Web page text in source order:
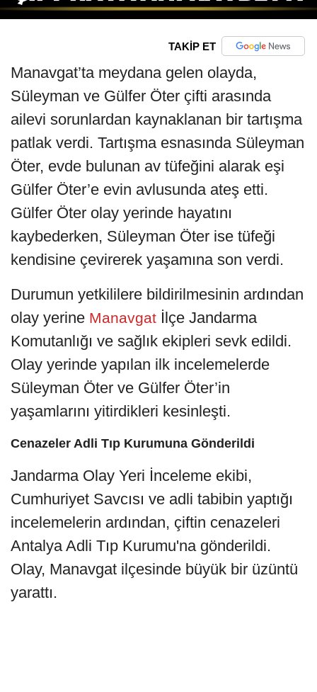
TAKİP ET
Manavgat’ta meydana gelen olayda,
Süleyman ve Gülfer Öter çifti arasında
ailevi sorunlardan kaynaklanan bir tartışma
patlak verdi. Tartışma esnasında Süleyman
Öter, evde bulunan av tüfeğini alarak eşi
Gülfer Öter’e evin avlusunda ateş etti.
Gülfer Öter olay yerinde hayatını
kaybederken, Süleyman Öter ise tüfeği
kendisine çevirerek yaşamına son verdi.
Durumun yetkililere bildirilmesinin ardından
olay yerine Manavgat İlçe Jandarma
Komutanlığı ve sağlık ekipleri sevk edildi.
Olay yerinde yapılan ilk incelemelerde
Süleyman Öter ve Gülfer Öter’in
yaşamlarını yitirdikleri kesinleşti.
Cenazeler Adli Tıp Kurumuna Gönderildi
Jandarma Olay Yeri İnceleme ekibi,
Cumhuriyet Savcısı ve adli tabibin yaptığı
incelemelerin ardından, çiftin cenazeleri
Antalya Adli Tıp Kurumu'na gönderildi.
Olay, Manavgat ilçesinde büyük bir üzüntü
yarattı.